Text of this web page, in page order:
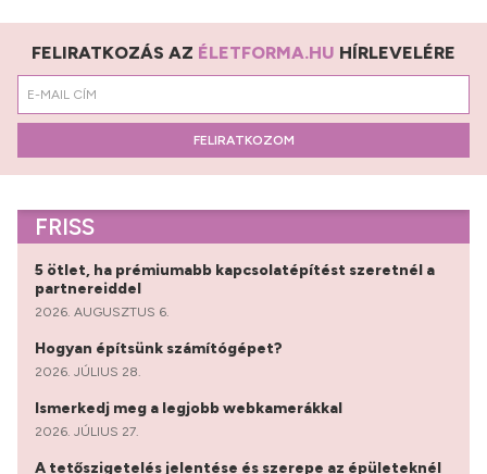
FELIRATKOZÁS AZ ÉLETFORMA.HU HÍRLEVELÉRE
FELIRATKOZOM
FRISS
5 ötlet, ha prémiumabb kapcsolatépítést szeretnél a
partnereiddel
2026. AUGUSZTUS 6.
Hogyan építsünk számítógépet?
2026. JÚLIUS 28.
Ismerkedj meg a legjobb webkamerákkal
2026. JÚLIUS 27.
A tetőszigetelés jelentése és szerepe az épületeknél